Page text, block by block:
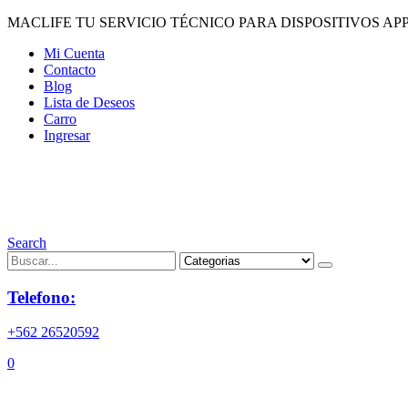
MACLIFE TU SERVICIO TÉCNICO PARA DISPOSITIVOS
Mi Cuenta
Contacto
Blog
Lista de Deseos
Carro
Ingresar
Search
Telefono:
+562 26520592
0